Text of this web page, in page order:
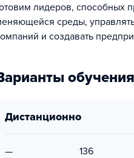
лидеров, способных
среды,
и создавать
дистанционно
— 136